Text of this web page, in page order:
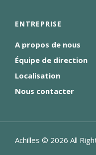
ENTREPRISE
A propos de nous
Équipe de direction
Localisation
Nous contacter
Achilles © 2026 All